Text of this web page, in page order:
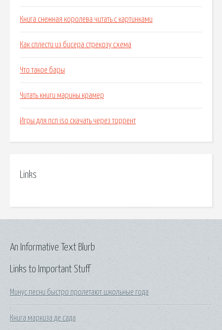
Книга снежная королева читать с картинками
Как сплести из бисера стрекозу схема
Что такое бары
Читать книги марины крамер
Игры для псп iso скачать через торрент
Links
Links to Important Stuff
Минус песни быстро пролетают школьные года
Книга маркиза де сада
An Informative Text Blurb